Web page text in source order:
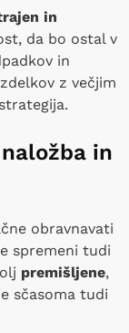
in
da bo ostal v
in
z večjim
in
obravnavati
spremeni tudi
premišljene,
sčasoma tudi